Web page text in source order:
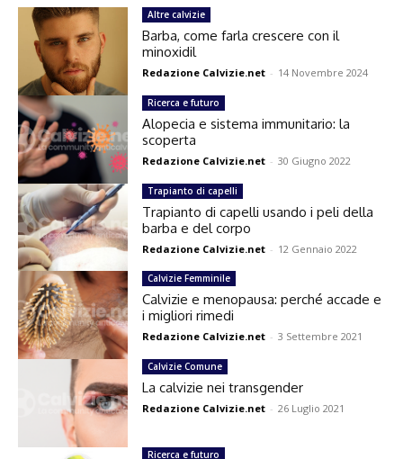
Altre calvizie
Barba, come farla crescere con il
minoxidil
Redazione Calvizie.net - 14 Novembre 2024
Ricerca e futuro
Alopecia e sistema immunitario: la
scoperta
Redazione Calvizie.net - 30 Giugno 2022
Trapianto di capelli
Trapianto di capelli usando i peli della
barba e del corpo
Redazione Calvizie.net - 12 Gennaio 2022
Calvizie Femminile
Calvizie e menopausa: perché accade e
i migliori rimedi
Redazione Calvizie.net - 3 Settembre 2021
Calvizie Comune
La calvizie nei transgender
Redazione Calvizie.net - 26 Luglio 2021
Ricerca e futuro